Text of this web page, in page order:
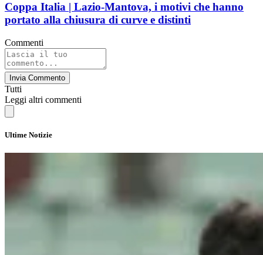
Coppa Italia | Lazio-Mantova, i motivi che hanno
portato alla chiusura di curve e distinti
Commenti
Invia Commento
Tutti
Leggi altri commenti
Ultime Notizie